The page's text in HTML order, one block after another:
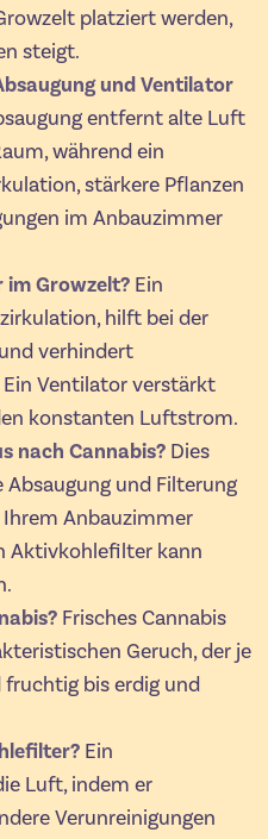
platziert werden,
steigt.
und Ventilator
entfernt alte Luft
während ein
stärkere Pflanzen
im Anbauzimmer
im Growzelt?Ein
hilft bei der
verhindert
Ventilator verstärkt
konstanten Luftstrom.
nach Cannabis?Dies
und Filterung
Anbauzimmer
Aktivkohlefilter kann
Frisches Cannabis
Geruch, der je
bis erdig und
Ein
Luft, indem er
Verunreinigungen